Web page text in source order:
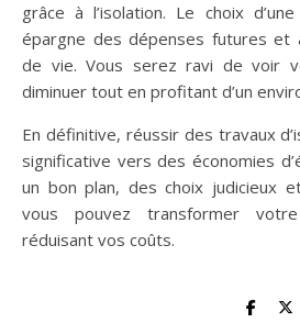
grâce à l’isolation. Le choix
épargne des dépenses futures et
de vie. Vous serez ravi de voir
diminuer tout en profitant d’un
En définitive, réussir des travaux
significative vers des économies
un bon plan, des choix judicieux
vous pouvez transformer
réduisant vos coûts.